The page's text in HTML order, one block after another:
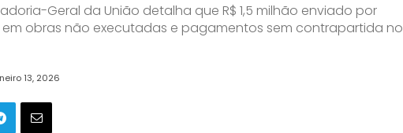
Geral da União detalha que R$ 1,5 milhão enviado por
em obras não executadas e pagamentos sem contrapartida no
13, 2026